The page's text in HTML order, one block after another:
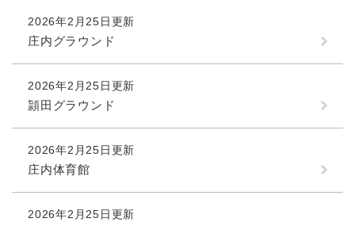
2026年2月25日更新
庄内グラウンド
2026年2月25日更新
頴田グラウンド
2026年2月25日更新
庄内体育館
2026年2月25日更新